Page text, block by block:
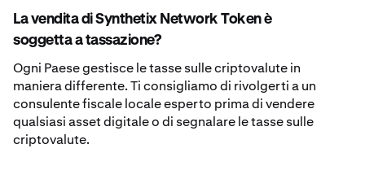
La vendita di Synthetix Network Token è
soggetta a tassazione?
Ogni Paese gestisce le tasse sulle criptovalute in
maniera differente. Ti consigliamo di rivolgerti a un
consulente fiscale locale esperto prima di vendere
qualsiasi asset digitale o di segnalare le tasse sulle
criptovalute.